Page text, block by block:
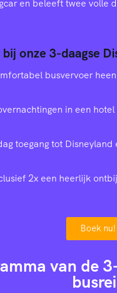
en beleeft twee volle
onze 3-daagse
busvervoer
in een
toegang tot
2x een heerlijk
Boek nu!
van de